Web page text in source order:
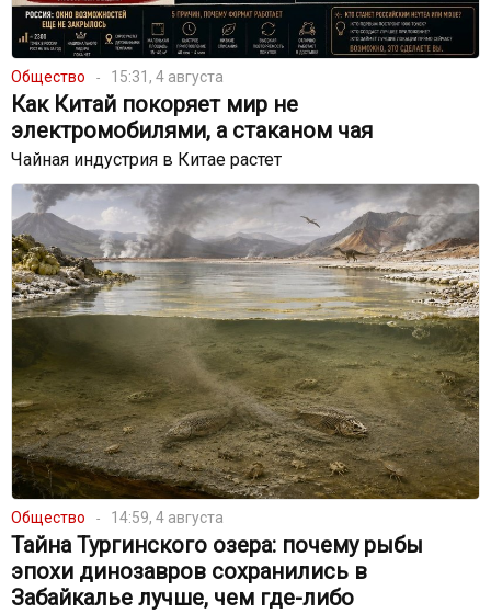
Общество 15:31, 4 августа
Как Китай покоряет мир не
электромобилями, а стаканом чая
Чайная индустрия в Китае растет
Общество 14:59, 4 августа
Тайна Тургинского озера: почему рыбы
эпохи динозавров сохранились в
Забайкалье лучше, чем где-либо